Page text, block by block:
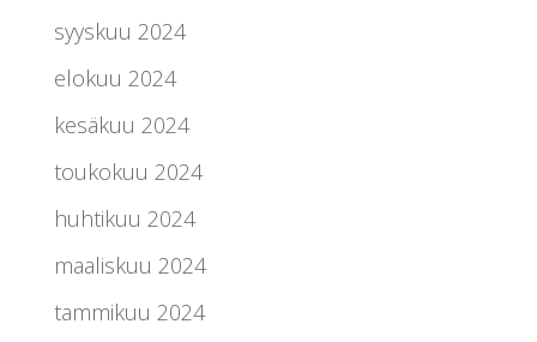
syyskuu 2024
elokuu 2024
kesäkuu 2024
toukokuu 2024
huhtikuu 2024
maaliskuu 2024
tammikuu 2024